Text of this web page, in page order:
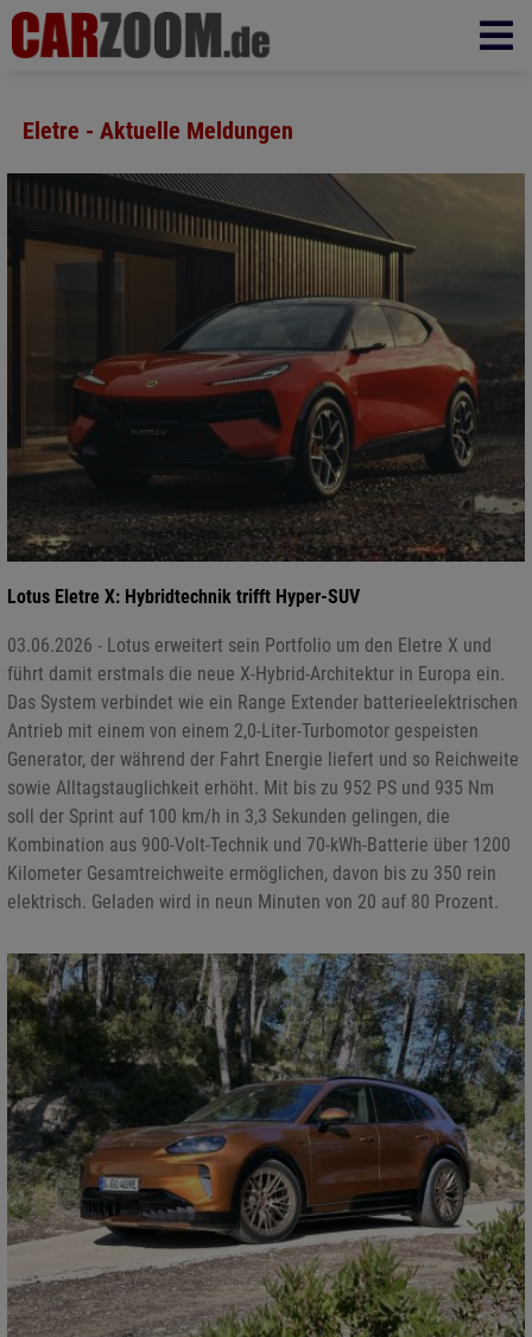
Eletre - Aktuelle Meldungen
Lotus Eletre X: Hybridtechnik trifft Hyper-SUV
03.06.2026 - Lotus erweitert sein Portfolio um den Eletre X und
führt damit erstmals die neue X-Hybrid-Architektur in Europa ein.
Das System verbindet wie ein Range Extender batterieelektrischen
Antrieb mit einem von einem 2,0-Liter-Turbomotor gespeisten
Generator, der während der Fahrt Energie liefert und so Reichweite
sowie Alltagstauglichkeit erhöht. Mit bis zu 952 PS und 935 Nm
soll der Sprint auf 100 km/h in 3,3 Sekunden gelingen, die
Kombination aus 900-Volt-Technik und 70-kWh-Batterie über 1200
Kilometer Gesamtreichweite ermöglichen, davon bis zu 350 rein
elektrisch. Geladen wird in neun Minuten von 20 auf 80 Prozent.